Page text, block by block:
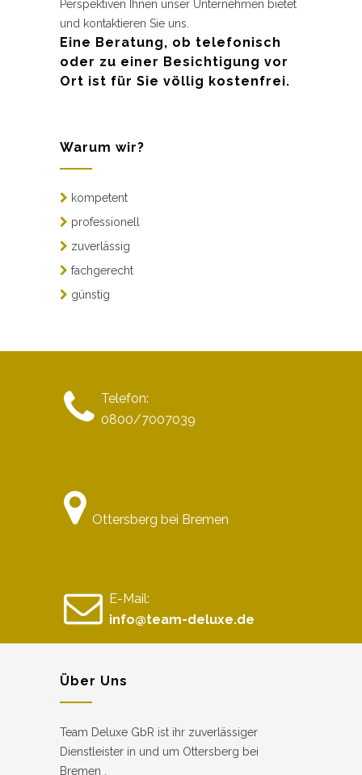
Perspektiven Ihnen unser Unternehmen bietet
und kontaktieren Sie uns.
Eine Beratung, ob telefonisch
oder zu einer Besichtigung vor
Ort ist für Sie völlig kostenfrei.
Warum wir?
kompetent
professionell
zuverlässig
fachgerecht
günstig
Telefon:
0800/7007039
Ottersberg bei Bremen
E-Mail:
info@team-deluxe.de
Über Uns
Team Deluxe GbR ist ihr zuverlässiger
Dienstleister in und um Ottersberg bei
Bremen .